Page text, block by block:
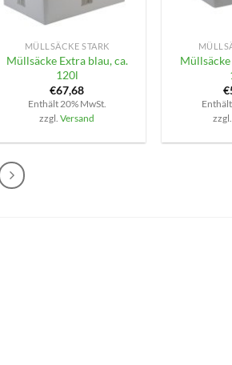
MÜLLSÄCKE STARK
Müllsäcke Extra blau, ca.
120l
€67,68
Enthält 20% MwSt.
zzgl.Versand
€